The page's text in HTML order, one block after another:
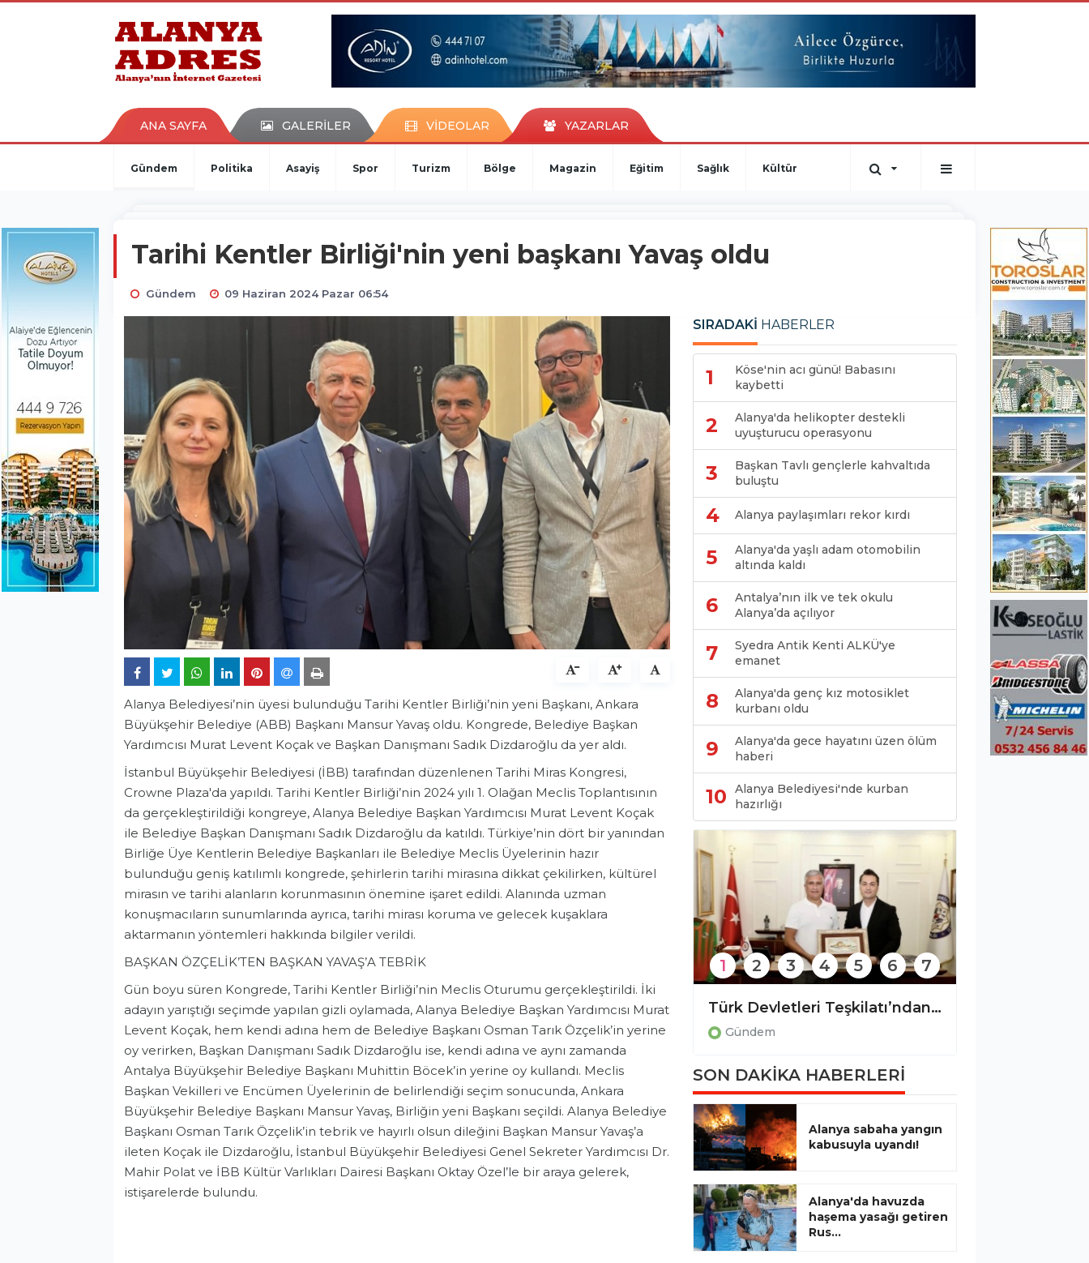
kaçak bahis
porno izle
ANA SAYFA GALERİLER VİDEOLAR YAZARLAR
Gündem Politika Asayiş Spor Turizm Bölge Magazin Eğitim Sağlık Kültür
Tarihi Kentler Birliği'nin yeni başkanı Yavaş oldu
Gündem 09 Haziran 2024 Pazar 06:54
Alanya Belediyesi’nin üyesi bulunduğu Tarihi Kentler Birliği’nin yeni Başkanı, Ankara
Büyükşehir Belediye (ABB) Başkanı Mansur Yavaş oldu. Kongrede, Belediye Başkan
Yardımcısı Murat Levent Koçak ve Başkan Danışmanı Sadık Dizdaroğlu da yer aldı.
İstanbul Büyükşehir Belediyesi (İBB) tarafından düzenlenen Tarihi Miras Kongresi,
Crowne Plaza'da yapıldı. Tarihi Kentler Birliği’nin 2024 yılı 1. Olağan Meclis Toplantısının
da gerçekleştirildiği kongreye, Alanya Belediye Başkan Yardımcısı Murat Levent Koçak
ile Belediye Başkan Danışmanı Sadık Dizdaroğlu da katıldı. Türkiye’nin dört bir yanından
Birliğe Üye Kentlerin Belediye Başkanları ile Belediye Meclis Üyelerinin hazır
bulunduğu geniş katılımlı kongrede, şehirlerin tarihi mirasına dikkat çekilirken, kültürel
mirasın ve tarihi alanların korunmasının önemine işaret edildi. Alanında uzman
konuşmacıların sunumlarında ayrıca, tarihi mirası koruma ve gelecek kuşaklara
aktarmanın yöntemleri hakkında bilgiler verildi.
BAŞKAN ÖZÇELİK’TEN BAŞKAN YAVAŞ’A TEBRİK
Gün boyu süren Kongrede, Tarihi Kentler Birliği’nin Meclis Oturumu gerçekleştirildi. İki
adayın yarıştığı seçimde yapılan gizli oylamada, Alanya Belediye Başkan Yardımcısı Murat
Levent Koçak, hem kendi adına hem de Belediye Başkanı Osman Tarık Özçelik’in yerine
oy verirken, Başkan Danışmanı Sadık Dizdaroğlu ise, kendi adına ve aynı zamanda
Antalya Büyükşehir Belediye Başkanı Muhittin Böcek’in yerine oy kullandı. Meclis
Başkan Vekilleri ve Encümen Üyelerinin de belirlendiği seçim sonucunda, Ankara
Büyükşehir Belediye Başkanı Mansur Yavaş, Birliğin yeni Başkanı seçildi. Alanya Belediye
Başkanı Osman Tarık Özçelik’in tebrik ve hayırlı olsun dileğini Başkan Mansur Yavaş’a
ileten Koçak ile Dizdaroğlu, İstanbul Büyükşehir Belediyesi Genel Sekreter Yardımcısı Dr.
Mahir Polat ve İBB Kültür Varlıkları Dairesi Başkanı Oktay Özel’le bir araya gelerek,
istişarelerde bulundu.
SIRADAKİ HABERLER
1
Köse'nin acı günü! Babasını
kaybetti
2
Alanya'da helikopter destekli
uyuşturucu operasyonu
3
Başkan Tavlı gençlerle kahvaltıda
buluştu
4 Alanya paylaşımları rekor kırdı
5
Alanya'da yaşlı adam otomobilin
altında kaldı
6
Antalya’nın ilk ve tek okulu
Alanya’da açılıyor
7
Syedra Antik Kenti ALKÜ'ye
emanet
8
Alanya'da genç kız motosiklet
kurbanı oldu
9
Alanya'da gece hayatını üzen ölüm
haberi
10
Alanya Belediyesi'nde kurban
hazırlığı
Gevne’de şenlik hazırlığı!
Gündem
Alanya Belediyesi'nden zabıta denetimine ilişkin açıklama!
Gündem
Türk Devletleri Teşkilatı’ndan Alanya’ya anlamlı ziyaret!
Gündem
1 2 3 4 5 6 7
SON DAKİKA HABERLERİ
Alanya sabaha yangın
kabusuyla uyandı!
Alanya'da havuzda
haşema yasağı getiren
Rus...